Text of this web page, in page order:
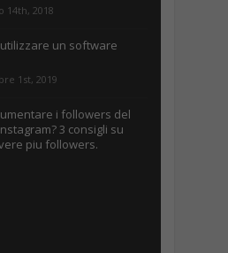
14th, 2018
un software
1st, 2019
i followers del
3 consigli su
piu followers.